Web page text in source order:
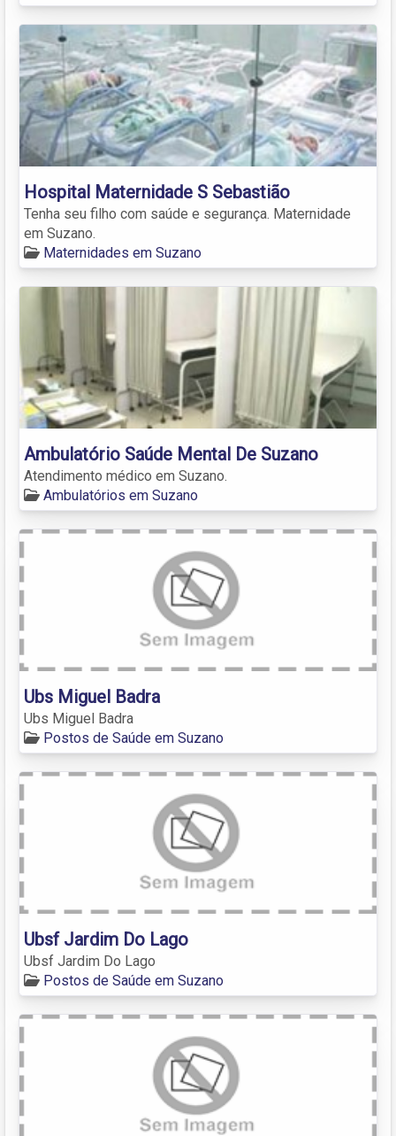
Hospital Maternidade S Sebastião
Tenha seu filho com saúde e segurança. Maternidade
em Suzano.
Maternidades em Suzano
Ambulatório Saúde Mental De Suzano
Atendimento médico em Suzano.
Ambulatórios em Suzano
Ubs Miguel Badra
Ubs Miguel Badra
Postos de Saúde em Suzano
Ubsf Jardim Do Lago
Ubsf Jardim Do Lago
Postos de Saúde em Suzano